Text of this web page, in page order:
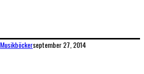
Musikböckerseptember 27, 2014